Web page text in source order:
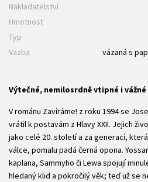
Nakladatelství
Hmotnost
Typ
Vazba
vázaná s
Výtečné, nemilosrdně vtipné i vážné
V románu Zavíráme! z roku 1994 se
vrátil k postavám z Hlavy XXII. Jejich
jako celé 20. století a za generací,
válce, pomalu padá černá opona.
kaplana, Sammyho či Lewa spojují
hledaný klid a pokročilý věk; teď už se